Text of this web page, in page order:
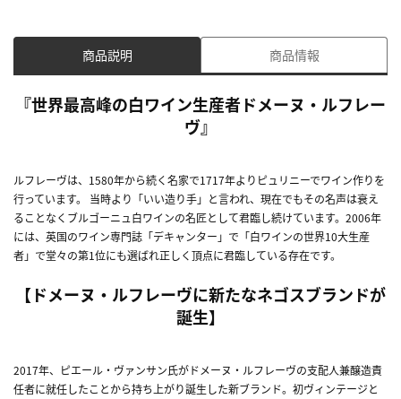
商品説明 商品情報
『世界最高峰の白ワイン生産者ドメーヌ・ルフレー
ヴ』
ルフレーヴは、1580年から続く名家で1717年よりピュリニーでワイン作りを
行っています。 当時より「いい造り手」と言われ、現在でもその名声は衰え
ることなくブルゴーニュ白ワインの名匠として君臨し続けています。2006年
には、英国のワイン専門誌「デキャンター」で「白ワインの世界10大生産
者」で堂々の第1位にも選ばれ正しく頂点に君臨している存在です。
【ドメーヌ・ルフレーヴに新たなネゴスブランドが
誕生】
2017年、ピエール・ヴァンサン氏がドメーヌ・ルフレーヴの支配人兼醸造責
任者に就任したことから持ち上がり誕生した新ブランド。初ヴィンテージと